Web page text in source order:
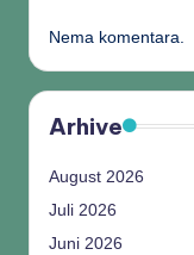
Nema komentara.
Arhive
August 2026
Juli 2026
Juni 2026